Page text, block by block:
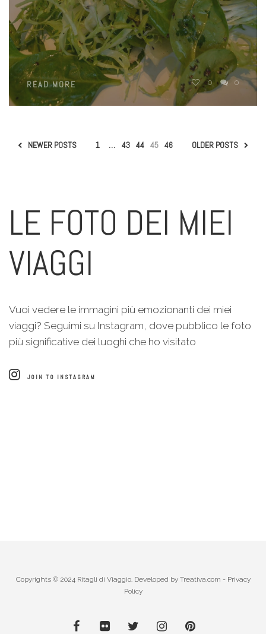
READ MORE 0 0
NEWER POSTS 1 … 43 44 45 46 OLDER POSTS
LE FOTO DEI MIEI
VIAGGI
Vuoi vedere le immagini più emozionanti dei miei
viaggi? Seguimi su Instagram, dove pubblico le foto
più significative dei luoghi che ho visitato
JOIN TO INSTAGRAM
Copyrights © 2024 Ritagli di Viaggio. Developed by Treativa.com - Privacy
Policy